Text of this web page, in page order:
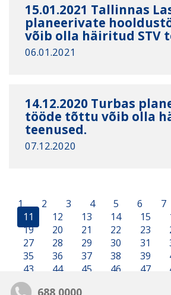
15.01.2021 Tallinnas
planeerivate
võib olla häiritud STV
06.01.2021
14.12.2020 Turbas
tööde tõttu võib olla
teenused.
07.12.2020
1 2 3 4 5 6 7
11
12 13 14 15
19
20 21 22 23
27
28 29 30 31
35
36 37 38 39
43
44 45 46 47